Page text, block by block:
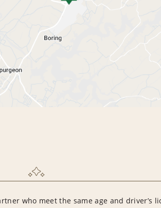
who meet the same age and driver’s